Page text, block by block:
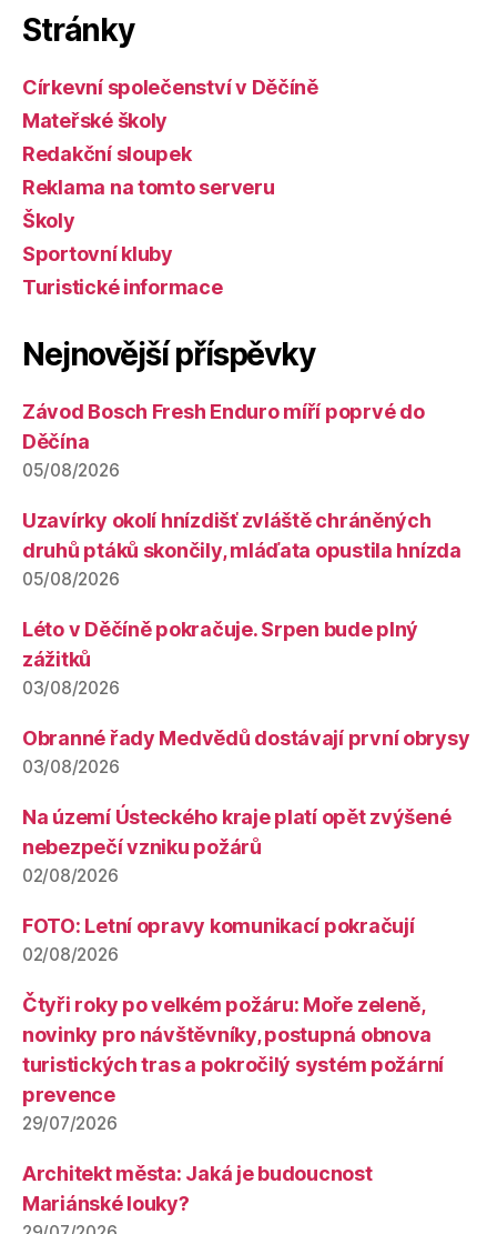
Stránky
Církevní společenství v Děčíně
Mateřské školy
Redakční sloupek
Reklama na tomto serveru
Školy
Sportovní kluby
Turistické informace
Nejnovější příspěvky
Závod Bosch Fresh Enduro míří poprvé do
Děčína
05/08/2026
Uzavírky okolí hnízdišť zvláště chráněných
druhů ptáků skončily, mláďata opustila hnízda
05/08/2026
Léto v Děčíně pokračuje. Srpen bude plný
zážitků
03/08/2026
Obranné řady Medvědů dostávají první obrysy
03/08/2026
Na území Ústeckého kraje platí opět zvýšené
nebezpečí vzniku požárů
02/08/2026
FOTO: Letní opravy komunikací pokračují
02/08/2026
Čtyři roky po velkém požáru: Moře zeleně,
novinky pro návštěvníky, postupná obnova
turistických tras a pokročilý systém požární
prevence
29/07/2026
Architekt města: Jaká je budoucnost
Mariánské louky?